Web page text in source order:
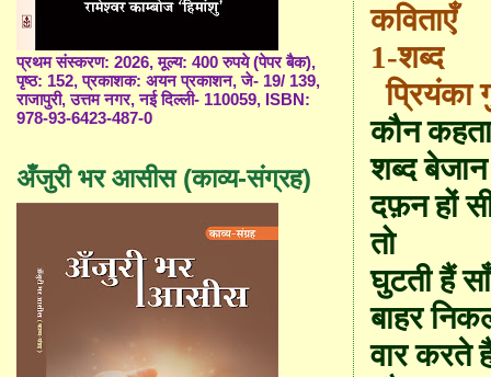
कविताएँ
1-शब्द
प्रियंका
कौन
शब्द
दफ़न हों
तो
घुटती हैं साँ
बाहर
वार करते
प्रथम संस्करण: 2026, मूल्य: 400 रुपये (पेपर बैक),
पृष्ठ: 152, प्रकाशक: अयन प्रकाशन, जे- 19/ 139,
राजापुरी, उत्तम नगर, नई दिल्ली- 110059, ISBN:
978-93-6423-487-0
अँजुरी भर आसीस (काव्य-संग्रह)